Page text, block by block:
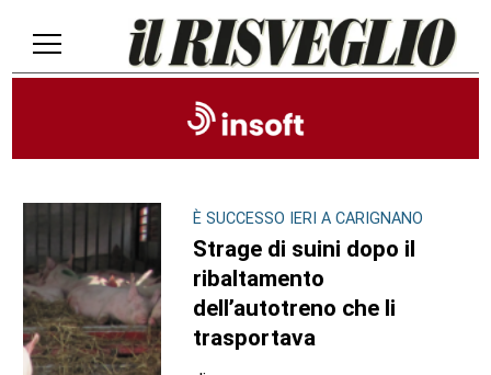
È SUCCESSO IERI A CARIGNANO
Strage di suini dopo il
ribaltamento
dell’autotreno che li
trasportava